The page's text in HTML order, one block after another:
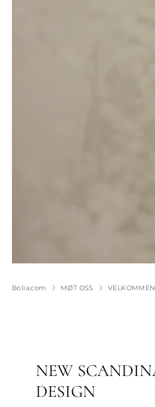
Bolia.com MØT OSS
NEW
DESIGN